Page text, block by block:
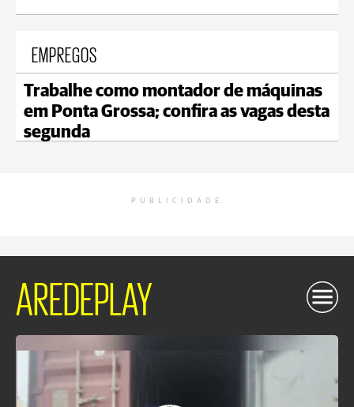
EMPREGOS
Trabalhe como montador de máquinas
em Ponta Grossa; confira as vagas desta
segunda
PUBLICIDADE
AREDEPLAY